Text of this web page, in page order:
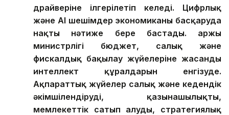
драйверіне ілгерілетіп келеді. Цифрлық
және AI шешімдер экономиканы басқаруда
нақты нәтиже бере бастады. Қаржы
министрлігі бюджет, салық және
фискалдық бақылау жүйелеріне жасанды
интеллект құралдарын енгізуде.
Ақпараттық жүйелер салық және кедендік
әкімшілендіруді, қазынашылықты,
мемлекеттік сатып алуды, стратегиялық